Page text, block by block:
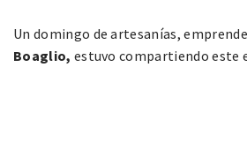
Un domingo de artesanías,
Boaglio, estuvo compartiendo este